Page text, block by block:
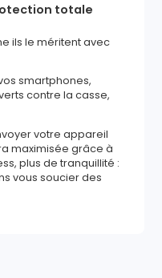
totale
ils le méritent avec
smartphones,
contre la casse,
votre appareil
maximisée grâce à
plus de tranquillité :
vous soucier des